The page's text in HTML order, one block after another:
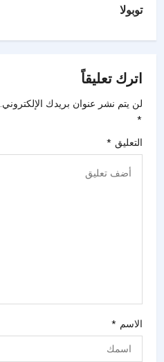
توبولا
اترك تعليقاً
لن يتم نشر عنوان بريدك الإلكتروني.
*
التعليق *
الاسم *